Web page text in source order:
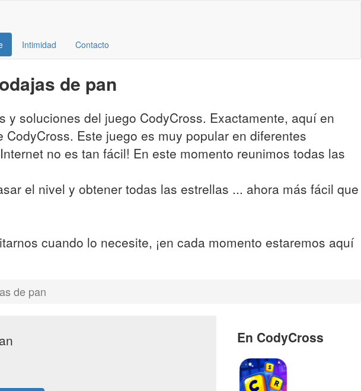
Intimidad Contacto
de pan
soluciones del juego CodyCross. Exactamente, aquí en
Este juego es muy popular en diferentes
no es tan fácil! En este momento reunimos todas las
el nivel y obtener todas las estrellas ... ahora más fácil que
cuando lo necesite, ¡en cada momento estaremos aquí
de pan
En CodyCross